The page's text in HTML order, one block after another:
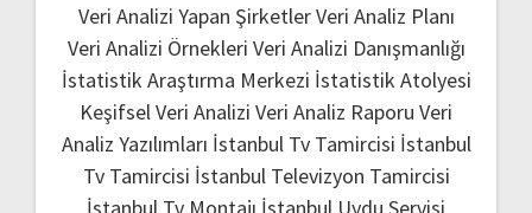
Veri Analizi Yapan ŞirketlerVeri Analiz Planı
Veri Analizi Örnekleri Veri Analizi Danışmanlığı
İstatistik Araştırma Merkezi İstatistik Atolyesi
Keşifsel Veri Analizi Veri Analiz Raporu Veri
Analiz Yazılımları İstanbul Tv Tamircisi İstanbul
Tv Tamircisi İstanbul Televizyon Tamircisi